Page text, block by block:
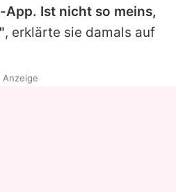
App. Ist nicht so meins,
, erklärte sie damals auf
Anzeige